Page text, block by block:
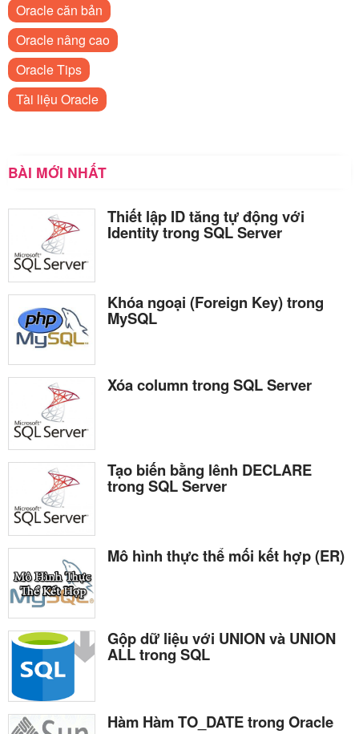
Oracle căn bản
Oracle nâng cao
Oracle Tips
Tài liệu Oracle
BÀI MỚI NHẤT
Thiết lập ID tăng tự động với
Identity trong SQL Server
Khóa ngoại (Foreign Key) trong
MySQL
Xóa column trong SQL Server
Tạo biến bằng lênh DECLARE
trong SQL Server
Mô hình thực thể mối kết hợp (ER)
Gộp dữ liệu với UNION và UNION
ALL trong SQL
Hàm Hàm TO_DATE trong Oracle